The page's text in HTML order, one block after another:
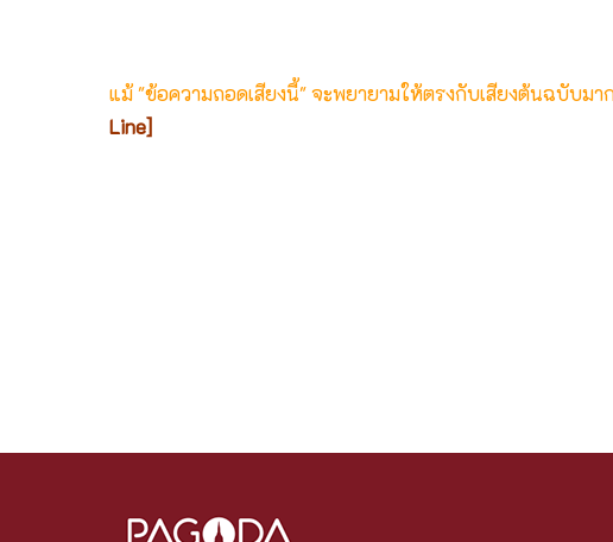
แม้ "ข้อความถอดเสียงนี้" จะพยายามให้ตรงกับเสียงต้นฉบับม
Line]